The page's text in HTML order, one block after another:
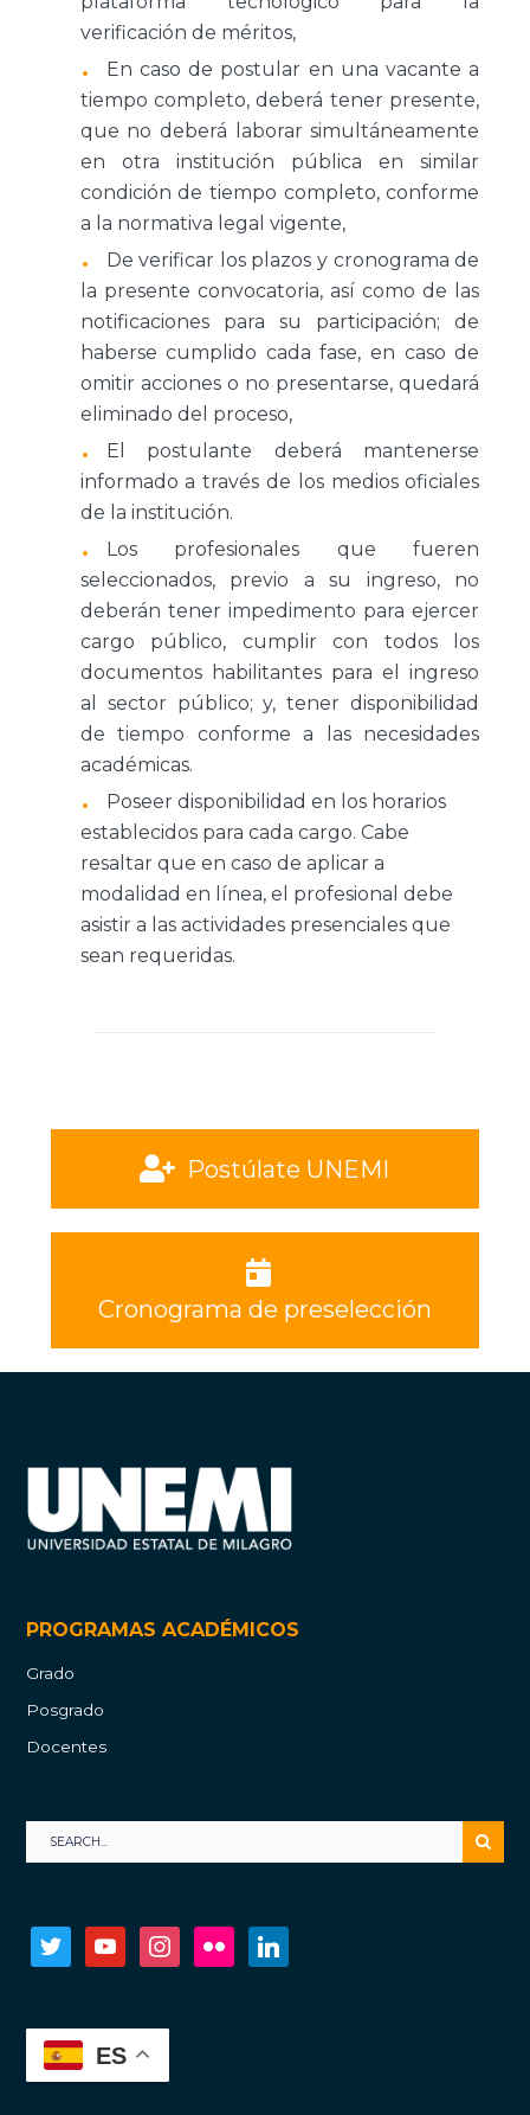
verificación de méritos,
En caso de postular en una vacante a
tiempo completo, deberá tener presente,
que no deberá laborar simultáneamente
en otra institución pública en similar
condición de tiempo completo, conforme
a la normativa legal vigente,
De verificar los plazos y cronograma de
la presente convocatoria, así como de las
notificaciones para su participación; de
haberse cumplido cada fase, en caso de
omitir acciones o no presentarse, quedará
eliminado del proceso,
El postulante deberá mantenerse
informado a través de los medios oficiales
de la institución.
Los profesionales que fueren
seleccionados, previo a su ingreso, no
deberán tener impedimento para ejercer
cargo público, cumplir con todos los
documentos habilitantes para el ingreso
al sector público; y, tener disponibilidad
de tiempo conforme a las necesidades
académicas.
Poseer disponibilidad en los horarios
establecidos para cada cargo. Cabe
resaltar que en caso de aplicar a
modalidad en línea, el profesional debe
asistir a las actividades presenciales que
sean requeridas.
Postúlate UNEMI
Cronograma de preselección
PROGRAMAS ACADÉMICOS
Grado
Posgrado
Docentes
twitter youtube instagramflickr
ES